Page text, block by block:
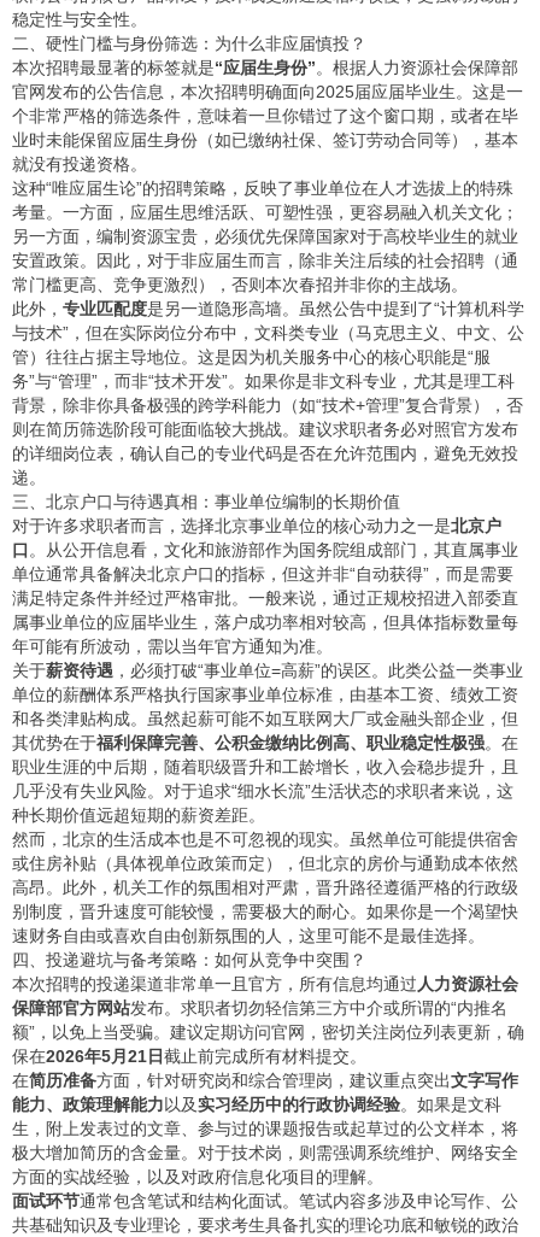
稳定性与安全性。
二、硬性门槛与身份筛选：为什么非应届慎投？
本次招聘最显著的标签就是“应届生身份”。根据人力资源社会保障部
官网发布的公告信息，本次招聘明确面向2025届应届毕业生。这是一
个非常严格的筛选条件，意味着一旦你错过了这个窗口期，或者在毕
业时未能保留应届生身份（如已缴纳社保、签订劳动合同等），基本
就没有投递资格。
这种“唯应届生论”的招聘策略，反映了事业单位在人才选拔上的特殊
考量。一方面，应届生思维活跃、可塑性强，更容易融入机关文化；
另一方面，编制资源宝贵，必须优先保障国家对于高校毕业生的就业
安置政策。因此，对于非应届生而言，除非关注后续的社会招聘（通
常门槛更高、竞争更激烈），否则本次春招并非你的主战场。
此外， 专业匹配度是另一道隐形高墙。虽然公告中提到了“计算机科学
与技术”，但在实际岗位分布中，文科类专业（马克思主义、中文、公
管）往往占据主导地位。这是因为机关服务中心的核心职能是“服
务”与“管理”，而非“技术开发”。如果你是非文科专业，尤其是理工科
背景，除非你具备极强的跨学科能力（如“技术+管理”复合背景），否
则在简历筛选阶段可能面临较大挑战。建议求职者务必对照官方发布
的详细岗位表，确认自己的专业代码是否在允许范围内，避免无效投
递。
三、北京户口与待遇真相：事业单位编制的长期价值
对于许多求职者而言，选择北京事业单位的核心动力之一是北京户
口 。从公开信息看，文化和旅游部作为国务院组成部门，其直属事业
单位通常具备解决北京户口的指标，但这并非“自动获得”，而是需要
满足特定条件并经过严格审批。一般来说，通过正规校招进入部委直
属事业单位的应届毕业生，落户成功率相对较高，但具体指标数量每
年可能有所波动，需以当年官方通知为准。
关于薪资待遇 ，必须打破“事业单位=高薪”的误区。此类公益一类事业
单位的薪酬体系严格执行国家事业单位标准，由基本工资、绩效工资
和各类津贴构成。虽然起薪可能不如互联网大厂或金融头部企业，但
其优势在于福利保障完善、公积金缴纳比例高、职业稳定性极强。在
职业生涯的中后期，随着职级晋升和工龄增长，收入会稳步提升，且
几乎没有失业风险。对于追求“细水长流”生活状态的求职者来说，这
种长期价值远超短期的薪资差距。
然而，北京的生活成本也是不可忽视的现实。虽然单位可能提供宿舍
或住房补贴（具体视单位政策而定），但北京的房价与通勤成本依然
高昂。此外，机关工作的氛围相对严肃，晋升路径遵循严格的行政级
别制度，晋升速度可能较慢，需要极大的耐心。如果你是一个渴望快
速财务自由或喜欢自由创新氛围的人，这里可能不是最佳选择。
四、投递避坑与备考策略：如何从竞争中突围？
本次招聘的投递渠道非常单一且官方，所有信息均通过 人力资源社会
保障部官方网站发布。求职者切勿轻信第三方中介或所谓的“内推名
额”，以免上当受骗。建议定期访问官网，密切关注岗位列表更新，确
保在2026年5月21日截止前完成所有材料提交。
在简历准备方面，针对研究岗和综合管理岗，建议重点突出文字写作
能力、政策理解能力以及实习经历中的行政协调经验。如果是文科
生，附上发表过的文章、参与过的课题报告或起草过的公文样本，将
极大增加简历的含金量。对于技术岗，则需强调系统维护、网络安全
方面的实战经验，以及对政府信息化项目的理解。
面试环节通常包含笔试和结构化面试。笔试内容多涉及申论写作、公
共基础知识及专业理论，要求考生具备扎实的理论功底和敏锐的政治